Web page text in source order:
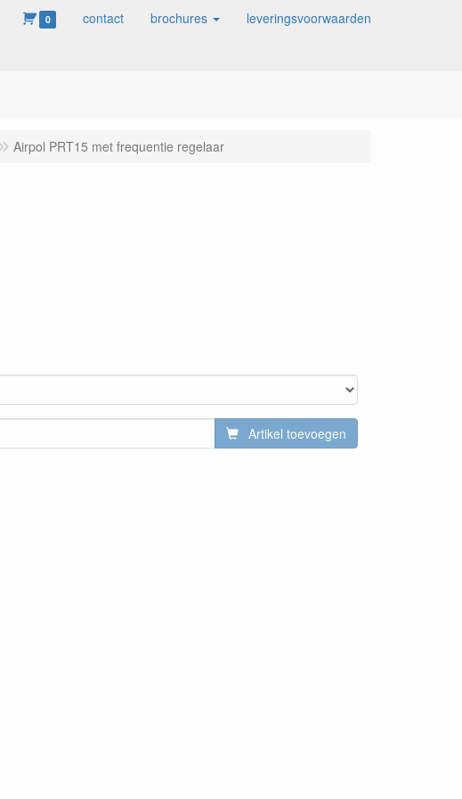
0 contact brochures leveringsvoorwaarden
Airpol PRT15 met frequentie regelaar
Artikel toevoegen